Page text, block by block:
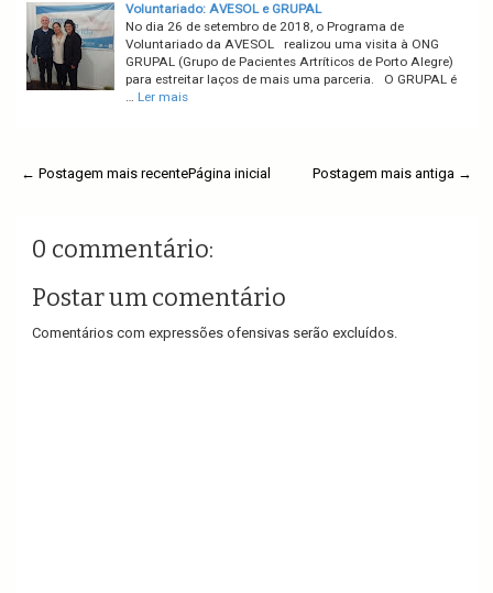
Voluntariado: AVESOL e GRUPAL
No dia 26 de setembro de 2018, o Programa de
Voluntariado da AVESOL realizou uma visita à ONG
GRUPAL (Grupo de Pacientes Artríticos de Porto Alegre)
para estreitar laços de mais uma parceria. O GRUPAL é
… Ler mais
← Postagem mais recente Postagem mais antiga →
Página inicial
0 commentário:
Postar um comentário
Comentários com expressões ofensivas serão excluídos.